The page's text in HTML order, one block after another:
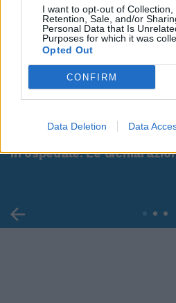
I want to opt-out of Collection,
Retention, Sale, and/or
Personal Data that Is
Purposes for which it was
Opted Out
CONFIRM
Data Deletion Data
00:00
in ospedale. Le